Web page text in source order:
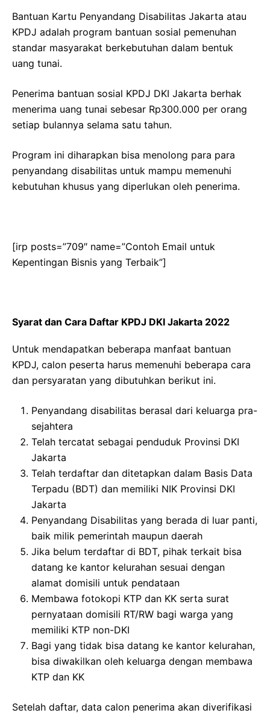
Bantuan Kartu Penyandang Disabilitas Jakarta atau
KPDJ adalah program bantuan sosial pemenuhan
standar masyarakat berkebutuhan dalam bentuk
uang tunai.
Penerima bantuan sosial KPDJ DKI Jakarta berhak
menerima uang tunai sebesar Rp300.000 per orang
setiap bulannya selama satu tahun.
Program ini diharapkan bisa menolong para para
penyandang disabilitas untuk mampu memenuhi
kebutuhan khusus yang diperlukan oleh penerima.
[irp posts=”709″ name=”Contoh Email untuk
Kepentingan Bisnis yang Terbaik”]
Syarat dan Cara Daftar KPDJ DKI Jakarta 2022
Untuk mendapatkan beberapa manfaat bantuan
KPDJ, calon peserta harus memenuhi beberapa cara
dan persyaratan yang dibutuhkan berikut ini.
Penyandang disabilitas berasal dari keluarga pra-
sejahtera
Telah tercatat sebagai penduduk Provinsi DKI
Jakarta
Telah terdaftar dan ditetapkan dalam Basis Data
Terpadu (BDT) dan memiliki NIK Provinsi DKI
Jakarta
Penyandang Disabilitas yang berada di luar panti,
baik milik pemerintah maupun daerah
Jika belum terdaftar di BDT, pihak terkait bisa
datang ke kantor kelurahan sesuai dengan
alamat domisili untuk pendataan
Membawa fotokopi KTP dan KK serta surat
pernyataan domisili RT/RW bagi warga yang
memiliki KTP non-DKI
Bagi yang tidak bisa datang ke kantor kelurahan,
bisa diwakilkan oleh keluarga dengan membawa
KTP dan KK
Setelah daftar, data calon penerima akan diverifikasi